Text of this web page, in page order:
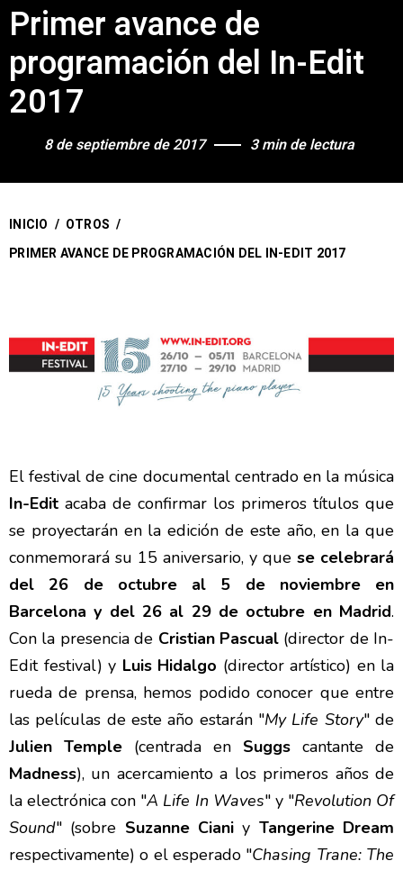
Primer avance de
programación del In-Edit
2017
8 de septiembre de 2017 3 min de lectura
INICIO / OTROS /
PRIMER AVANCE DE PROGRAMACIÓN DEL IN-EDIT 2017
El festival de cine documental centrado en la música
In-Edit acaba de confirmar los primeros títulos que
se proyectarán en la edición de este año, en la que
conmemorará su 15 aniversario, y que se celebrará
del 26 de octubre al 5 de noviembre en
Barcelona y del 26 al 29 de octubre en Madrid.
Con la presencia de Cristian Pascual(director de In-
Edit festival) y Luis Hidalgo (director artístico) en la
rueda de prensa, hemos podido conocer que entre
las películas de este año estarán "My Life Story" de
Julien Temple (centrada en Suggs cantante de
Madness), un acercamiento a los primeros años de
la electrónica con "A Life In Waves" y "Revolution Of
Sound" (sobre Suzanne Ciani y Tangerine Dream
respectivamente) o el esperado "Chasing Trane: The